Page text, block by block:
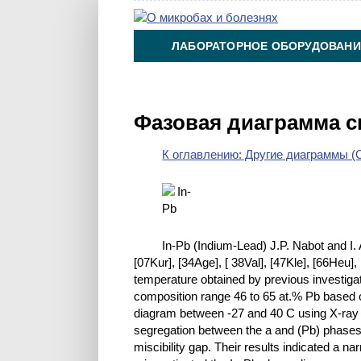
ЛАБОРАТОРНОЕ
Фазовая диаграмма
К оглавлению: Другие диаграммы
In-Pb (Indium-Lead) J.P. Nabot and
[07Kur], [34Age], [ 38Val], [47Kle],
temperature obtained by previous
composition range 46 to 65 at.% Pb
diagram between -27 and 40 C using X-
segregation between the a and (Pb)
miscibility gap. Their results indicated a